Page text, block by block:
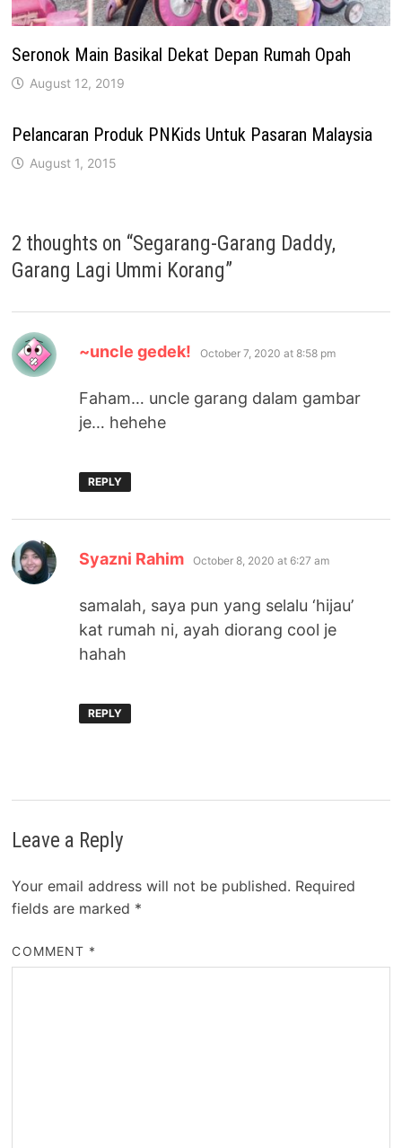
Seronok Main Basikal Dekat Depan Rumah Opah
August 12, 2019
Pelancaran Produk PNKids Untuk Pasaran Malaysia
August 1, 2015
2 thoughts on “Segarang-Garang Daddy,
Garang Lagi Ummi Korang”
~uncle gedek! says:
October 7, 2020 at 8:58 pm
Faham… uncle garang dalam gambar
je… hehehe
REPLY
Syazni Rahim says:
October 8, 2020 at 6:27 am
samalah, saya pun yang selalu ‘hijau’
kat rumah ni, ayah diorang cool je
hahah
REPLY
Leave a Reply
Your email address will not be published. Required
fields are marked *
COMMENT *